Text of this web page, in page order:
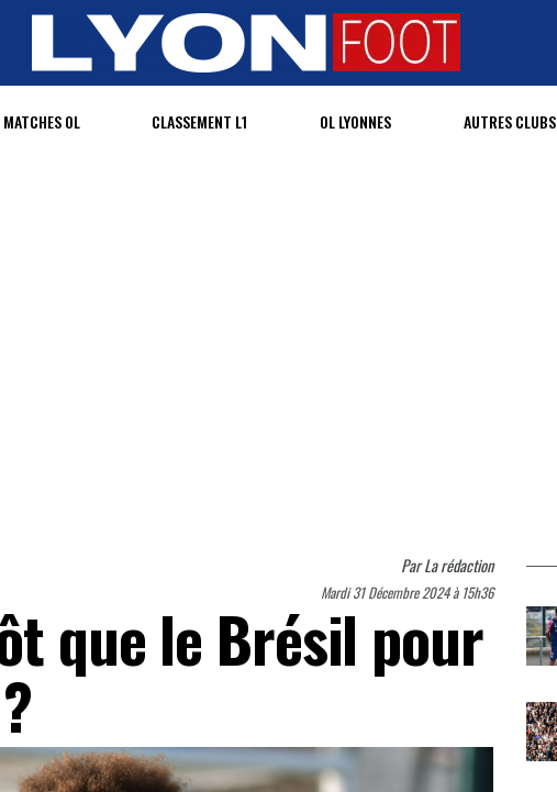
MATCHES OL CLASSEMENT L1 OL LYONNES AUTRES CLUBS
ParLa rédaction
Mardi 31 Décembre 2024 à 15h36
que le Brésil pour